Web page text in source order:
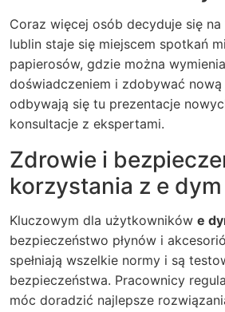
Coraz więcej osób decyduje się na
lublin staje się miejscem spotkań
papierosów, gdzie można
doświadczeniem i zdobywać nową
odbywają się tu prezentacje
konsultacje z ekspertami.
Zdrowie i
korzystania z e
Kluczowym dla użytkowników e
bezpieczeństwo płynów i
spełniają wszelkie normy i są
bezpieczeństwa. Pracownicy
móc doradzić najlepsze